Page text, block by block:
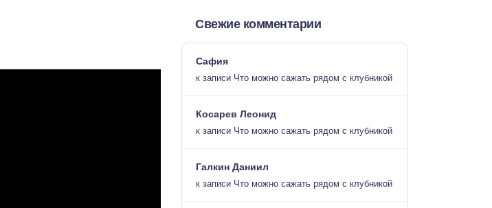
Свежие комментарии
Сафия
к записи Что можно сажать рядом с клубникой
Косарев Леонид
к записи Что можно сажать рядом с клубникой
Галкин Даниил
к записи Что можно сажать рядом с клубникой